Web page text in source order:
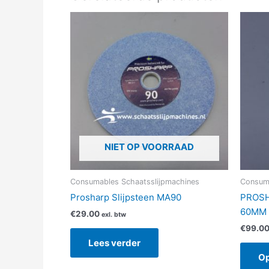
NIET OP VOORRAAD
Consumables Schaatsslijpmachines
Prosharp Slijpsteen MA90
€29.00 exl. btw
Lees verder
60MM
€99.00